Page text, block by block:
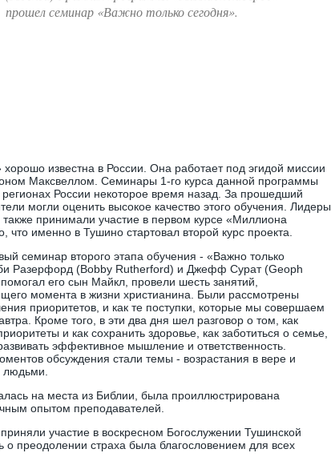
прошел семинар «Важно только сегодня».
известна в России. Она работает под эгидой миссии
Максвеллом. Семинары 1-го курса данной программы
России некоторое время назад. За прошедший
могли оценить высокое качество этого обучения. Лидеры
также принимали участие в первом курсе «Миллиона
что именно в Тушино стартовал второй курс проекта.
семинар второго этапа обучения - «Важно только
Разерфорд (Bobby Rutherford) и Джефф Сурат (Geoph
его сын Майкл, провели шесть занятий,
момента в жизни христианина. Были рассмотрены
приоритетов, и как те поступки, которые мы совершаем
Кроме того, в эти два дня шел разговор о том, как
и как сохранить здоровье, как заботиться о семье,
эффективное мышление и ответственность.
обсуждения стали темы - возрастания в вере и
людьми.
на места из Библии, была проиллюстрирована
опытом преподавателей.
участие в воскресном Богослужении Тушинской
о преодолении страха была благословением для всех